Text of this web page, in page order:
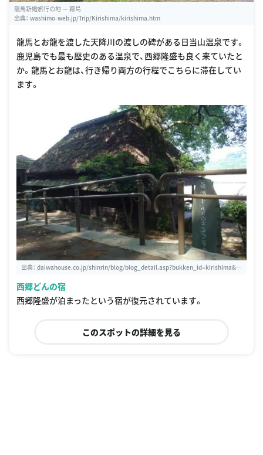
龍馬新婚旅行の地 ～ 霧島
出典： washimo-web.jp/Trip/Kirishima/kirishima.htm
龍馬とお龍を渡した天降川の渡しの碑がある日当山温泉です。
鹿児島でも最も歴史のある温泉で、西郷隆盛も良く来ていたと
か。龍馬とお龍は、行き帰り両方の行程でこちらに滞在してい
ます。
出典： daiwahouse.co.jp/shinrin/blog/blog_detail.asp?bukken_id=kirishima&bl
西郷どんの宿
西郷隆盛が泊まったという宿が復元されています。
このスポットの詳細を見る